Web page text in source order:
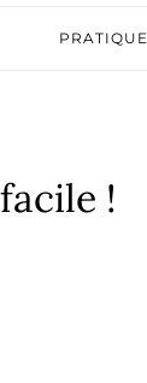
PRATIQUE
!